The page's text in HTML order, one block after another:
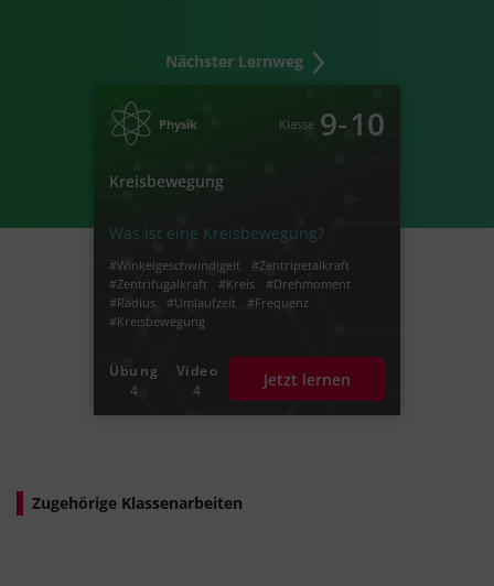
Nächster Lernweg
Physik Klasse 9‐10
Kreisbewegung
Was ist eine Kreisbewegung?
#Winkelgeschwindigeit
#Zentripetalkraft
#Zentrifugalkraft
#Kreis
#Drehmoment
#Radius
#Umlaufzeit
#Frequenz
#Kreisbewegung
#Teilchen
#punktförmiges Teilchen
#Angelpunkt
#Durchmesser
#Umfang
#Hertz
#Bahngeschwindigkeit
#Kreisbahn
#omega
#Karussell
#umdrehen
Übung
4
Video
4
Jetzt lernen
Zugehörige Klassenarbeiten